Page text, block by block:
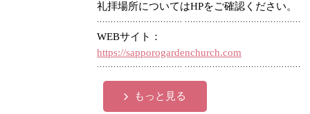
各種団体
お店・企業・その他
礼拝場所についてはHPをご確認ください。
WEBサイト
https://sapporogardenchurch.com
もっと見る